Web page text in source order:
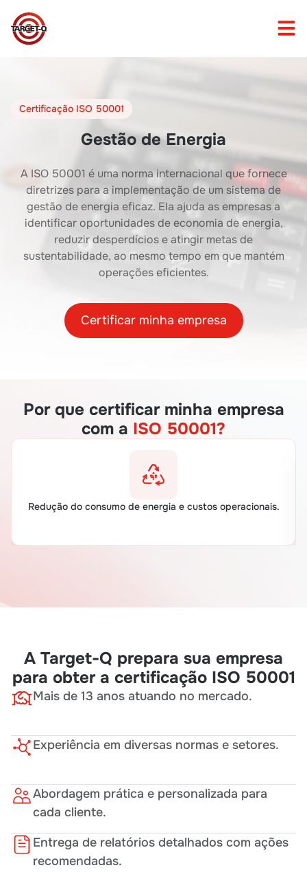
Certificação ISO 50001
Gestão de Energia
A ISO 50001 é uma norma internacional que fornece
diretrizes para a implementação de um sistema de
gestão de energia eficaz. Ela ajuda as empresas a
identificar oportunidades de economia de energia,
reduzir desperdícios e atingir metas de
sustentabilidade, ao mesmo tempo em que mantém
operações eficientes.
Certificar minha empresa
Por que certificar minha empresa
com a ISO 50001?
Redução do consumo de energia e custos operacionais.
A Target-Q prepara sua empresa
para obter a certificação ISO 50001
Mais de 13 anos atuando no mercado.
Experiência em diversas normas e setores.
Abordagem prática e personalizada para
cada cliente.
Entrega de relatórios detalhados com ações
recomendadas.